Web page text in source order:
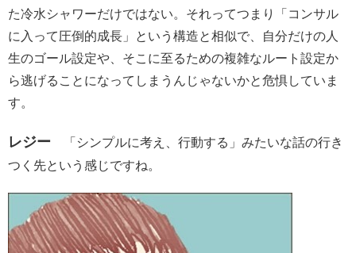
た冷水シャワーだけではない。それってつまり「コンサル
に入って圧倒的成長」という構造と相似で、自分だけの人
生のゴール設定や、そこに至るための複雑なルート設定か
ら逃げることになってしまうんじゃないかと危惧していま
す。
レジー 「シンプルに考え、行動する」みたいな話の行き
つく先という感じですね。